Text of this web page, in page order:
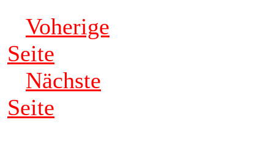
Voherige
Seite
Nächste
Seite